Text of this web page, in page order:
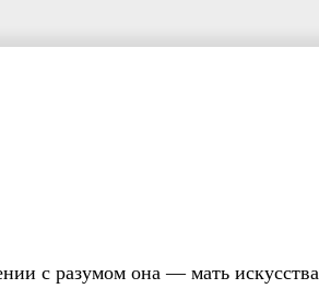
с разумом она — мать искусства